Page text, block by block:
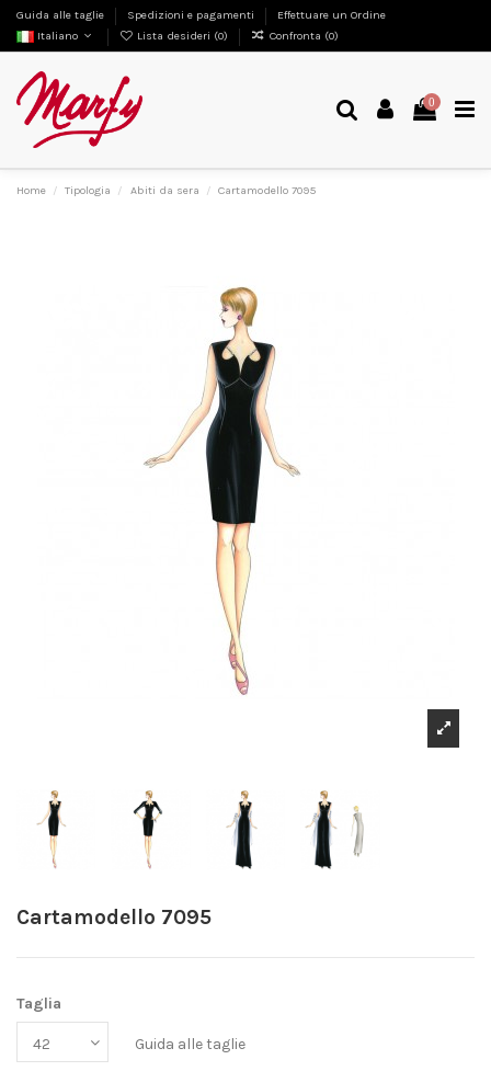
Guida alle taglie Spedizioni e pagamenti
Effettuare un Ordine
Italiano
Lista desideri (0) Confronta (0)
0
Home Tipologia Abiti da sera Cartamodello 7095
Cartamodello 7095
Taglia
Guida alle taglie